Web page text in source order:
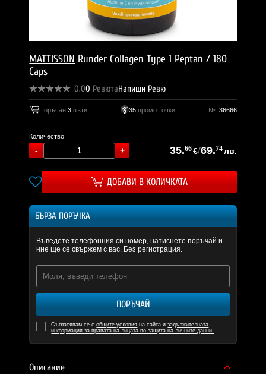
MATTISSON Runder Collagen Type 1 Peptan / 180
Caps
0.00 РевютаНапиши Ревю
Поръчан3 пъти 35промо точки №: 36666
Количество:
35.66€/69.74лв.
ДОБАВИ В КОЛИЧКАТА
БЪРЗА ПОРЪЧКА
Въведете телефонния си номер, натиснете поръчай и
ние ще се свържем с вас. Без регистрация.
ПОРЪЧАЙ
Съгласявам се собщите условия на сайта изадължителната
информация за правата на лицата по защита на личните данни.
Описание